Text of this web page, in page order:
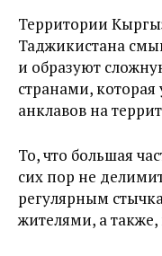
Территории
Таджикистана
и образуют
странами, которая
анклавов на
То, что большая
сих пор не
регулярным
жителями, а